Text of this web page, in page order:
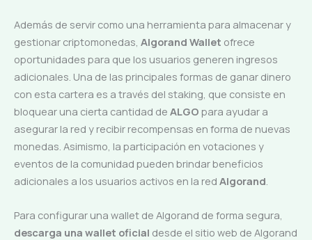
Además de servir como una herramienta para almacenar y
gestionar criptomonedas, Algorand Wallet ofrece
oportunidades para que los usuarios generen ingresos
adicionales. Una de las principales formas de ganar dinero
con esta cartera es a través del staking, que consiste en
bloquear una cierta cantidad de ALGO para ayudar a
asegurar la red y recibir recompensas en forma de nuevas
monedas. Asimismo, la participación en votaciones y
eventos de la comunidad pueden brindar beneficios
adicionales a los usuarios activos en la red Algorand.
Para configurar una wallet de Algorand de forma segura,
descarga una wallet oficial desde el sitio web de Algorand